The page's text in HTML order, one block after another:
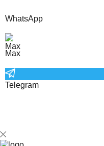
WhatsApp
Max
Telegram